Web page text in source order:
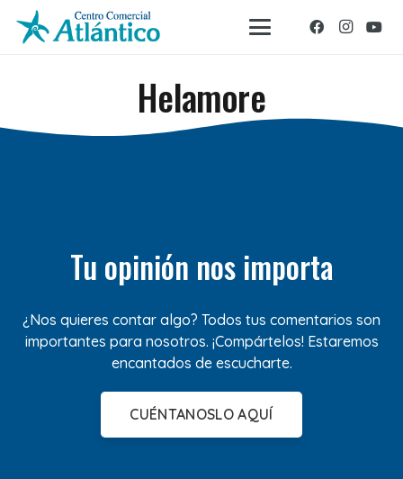
Helamore
Tu opinión nos importa
¿Nos quieres contar algo? Todos tus comentarios son
importantes para nosotros. ¡Compártelos! Estaremos
encantados de escucharte.
CUÉNTANOSLO AQUÍ